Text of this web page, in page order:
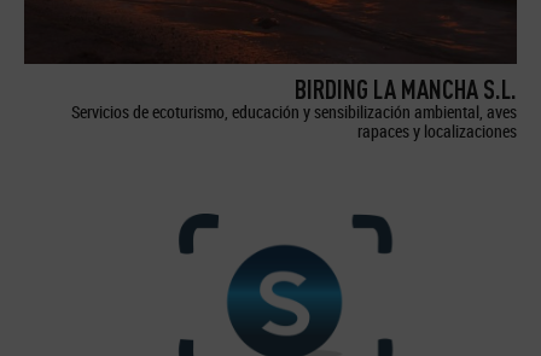
BIRDING LA MANCHA S.L.
Servicios de ecoturismo, educación y sensibilización ambiental, aves
rapaces y localizaciones